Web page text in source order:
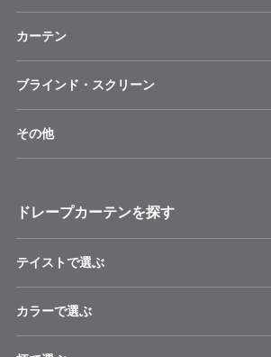
カーテン
ブラインド・スクリーン
その他
ドレープカーテンを探す
テイストで選ぶ
カラーで選ぶ